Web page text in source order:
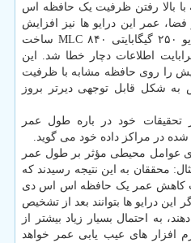
با بالا رفتن ظرفیت یک حافظه اس
عمر این درایو ها نیز افزایش
پیدا می کند. برای مثال یک درایو ۲۵۰ گیگابایتی ۸۴۰ MLC ساخت
بعد از نوشتن ۹۰۰ ترابایت اطلاعات دچار خطا شد. این
را روی حافظه مشابه با ظرفیت
به شکل قابل توجهی دیرتر بروز
خود در باره طول عمر
در مراکز داده خود می گوید.
عوامل محیطی مؤثر بر طول عمر
محققان به این نتیجه رسیدند که
کاهش عمر یک حافظه اس اس دی
این درایو ها بتوانند بعد از تشخیص
به احتمال بسیار زیاد بیشتر از
افزار های عیب یابی عمر خواهد